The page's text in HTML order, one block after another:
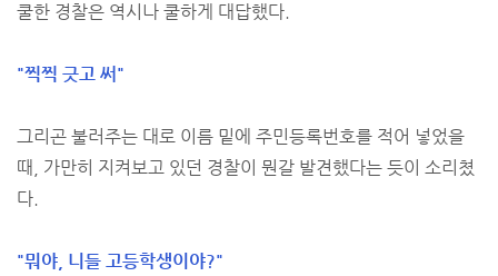
쿨한 경찰은 역시나 쿨하게 대답했다.
"찍찍 긋고 써"
그리곤 불러주는 대로 이름 밑에 주민등록번호를 적어 넣었을
때, 가만히 지켜보고 있던 경찰이 뭔갈 발견했다는 듯이 소리쳤
다.
"뭐야, 니들 고등학생이야?"